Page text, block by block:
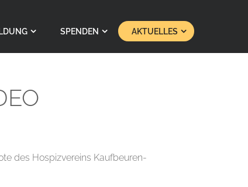
SPENDEN AKTUELLES
des Hospizvereins Kaufbeuren-